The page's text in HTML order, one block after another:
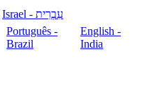
עִבְרִית - Israel
Português -
Brazil
English -
India